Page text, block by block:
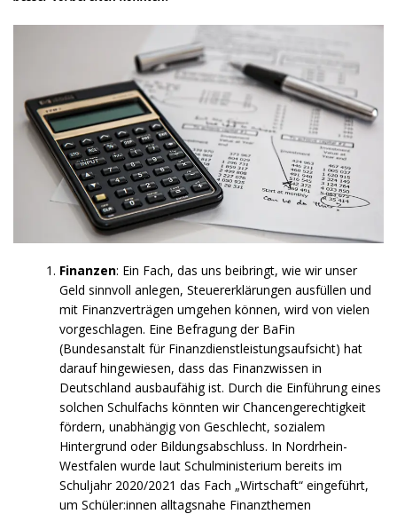
Finanzen: Ein Fach, das uns beibringt, wie wir unser
Geld sinnvoll anlegen, Steuererklärungen ausfüllen und
mit Finanzverträgen umgehen können, wird von vielen
vorgeschlagen. Eine Befragung der BaFin
(Bundesanstalt für Finanzdienstleistungsaufsicht) hat
darauf hingewiesen, dass das Finanzwissen in
Deutschland ausbaufähig ist. Durch die Einführung eines
solchen Schulfachs könnten wir Chancengerechtigkeit
fördern, unabhängig von Geschlecht, sozialem
Hintergrund oder Bildungsabschluss. In Nordrhein-
Westfalen wurde laut Schulministerium bereits im
Schuljahr 2020/2021 das Fach „Wirtschaft“ eingeführt,
um Schüler:innen alltagsnahe Finanzthemen